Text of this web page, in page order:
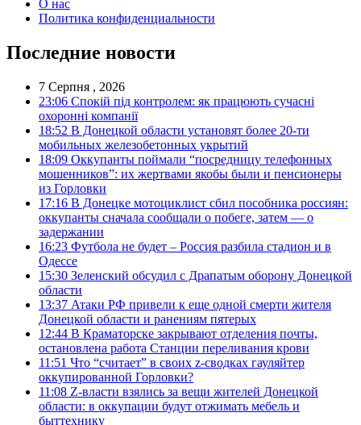
О нас
Политика конфиденциальности
Последние новости
7 Серпня , 2026
23:06 Спокій під контролем: як працюють сучасні
охоронні компанії
18:52 В Донецкой области установят более 20-ти
мобильных железобетонных укрытий
18:09 Оккупанты поймали “посредницу телефонных
мошенников”: их жертвами якобы были и пенсионеры
из Горловки
17:16 В Донецке мотоциклист сбил пособника россиян:
оккупанты сначала сообщали о побеге, затем — о
задержании
16:23 Футбола не будет – Россия разбила стадион и в
Одессе
15:30 Зеленский обсудил с Драпатым оборону Донецкой
области
13:37 Атаки РФ привели к еще одной смерти жителя
Донецкой области и ранениям пятерых
12:44 В Краматорске закрывают отделения почты,
остановлена работа Станции переливания крови
11:51 Что “считает” в своих z-сводках гауляйтер
оккупированной Горловки?
11:08 Z-власти взялись за вещи жителей Донецкой
области: в оккупации будут отжимать мебель и
быттехнику